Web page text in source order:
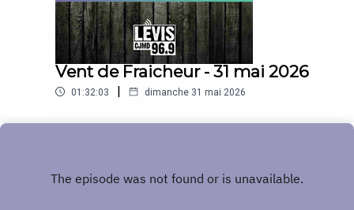
Vent de Fraicheur - 31 mai 2026
01:32:03 | dimanche 31 mai 2026